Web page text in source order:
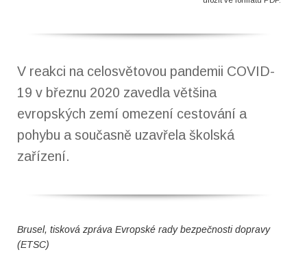
V reakci na celosvětovou pandemii COVID-
19 v březnu 2020 zavedla většina
evropských zemí omezení cestování a
pohybu a současně uzavřela školská
zařízení.
Brusel, tisková zpráva Evropské rady bezpečnosti dopravy
(ETSC)